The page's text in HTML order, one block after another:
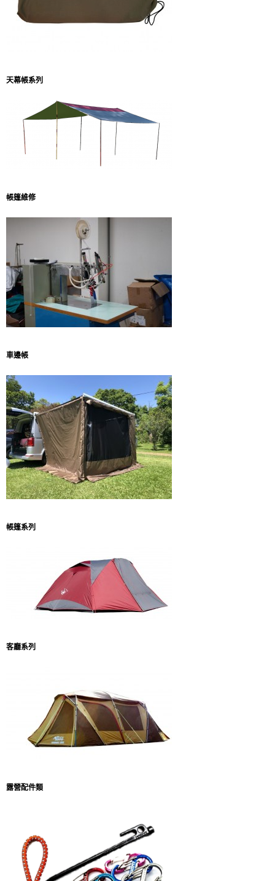
天幕帳系列
帳篷維修
車邊帳
帳篷系列
客廳系列
露營配件類